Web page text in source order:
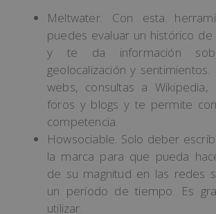
Meltwater. Con esta
puedes evaluar un histórico
y te da información
geolocalización y sentimientos.
webs, consultas a Wikipedia,
foros y blogs y te permite
competencia.
Howsociable. Solo deber
la marca para que pueda
de su magnitud en las redes
un período de tiempo. Es
utilizar.